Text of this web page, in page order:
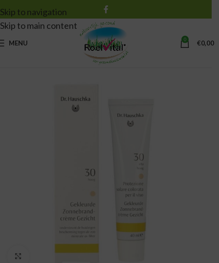
Skip to navigation
Skip to main content
MENU 0 €0,00